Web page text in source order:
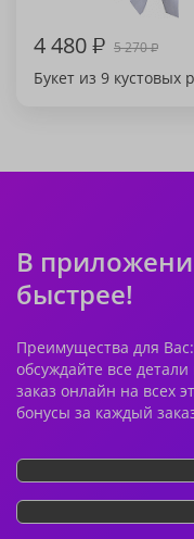
4 480₽ 5 270₽
Букет из 9 кустовых
В
быстрее!
Преимущества для
обсуждайте все
заказ онлайн на всех
бонусы за каждый